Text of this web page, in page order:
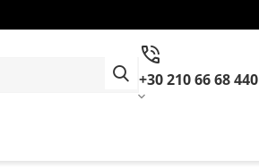
+30 210 66 68 440